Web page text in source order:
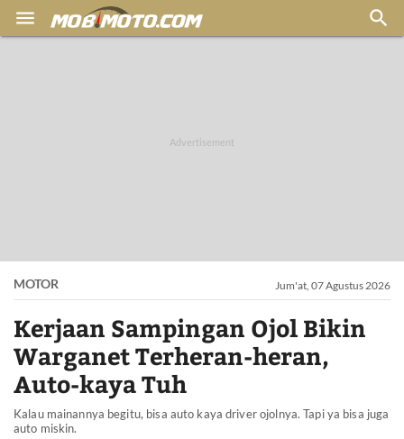
 
MOTOR Jum'at, 07 Agustus 2026
Kerjaan Sampingan Ojol Bikin
Warganet Terheran-heran,
Auto-kaya Tuh
Kalau mainannya begitu, bisa auto kaya driver ojolnya. Tapi ya bisa juga
auto miskin.